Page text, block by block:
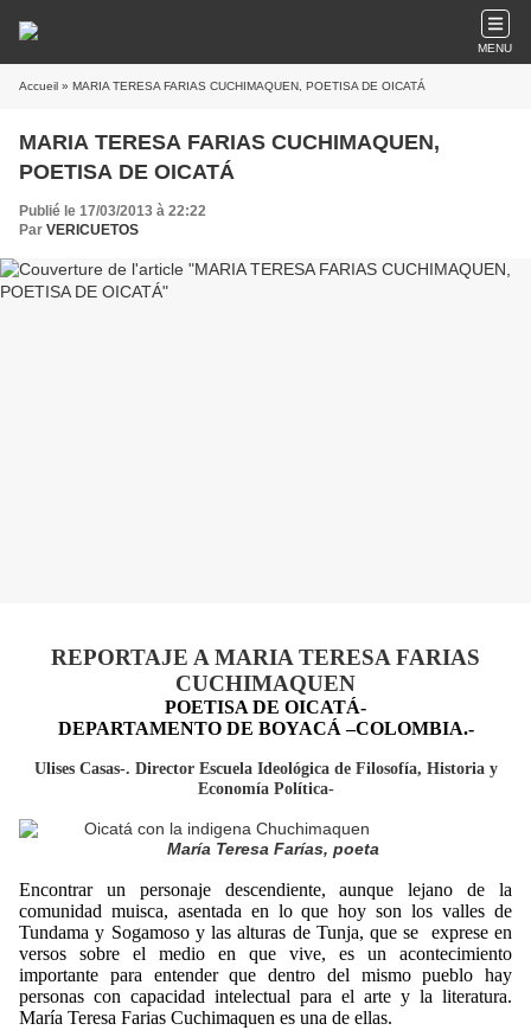
MENU
Accueil » MARIA TERESA FARIAS CUCHIMAQUEN, POETISA DE OICATÁ
MARIA TERESA FARIAS CUCHIMAQUEN,
POETISA DE OICATÁ
Publié le 17/03/2013 à 22:22
Par VERICUETOS
REPORTAJE A MARIA TERESA FARIAS
CUCHIMAQUEN
POETISA DE OICATÁ-
DEPARTAMENTO DE BOYACÁ –COLOMBIA.-
Ulises Casas-. Director Escuela Ideológica de Filosofía, Historia y
Economía Política-
María Teresa Farías, poeta
Encontrar un personaje descendiente, aunque lejano de la
comunidad muisca, asentada en lo que hoy son los valles de
Tundama y Sogamoso y las alturas de Tunja, que se exprese en
versos sobre el medio en que vive, es un acontecimiento
importante para entender que dentro del mismo pueblo hay
personas con capacidad intelectual para el arte y la literatura.
María Teresa Farias Cuchimaquen es una de ellas.